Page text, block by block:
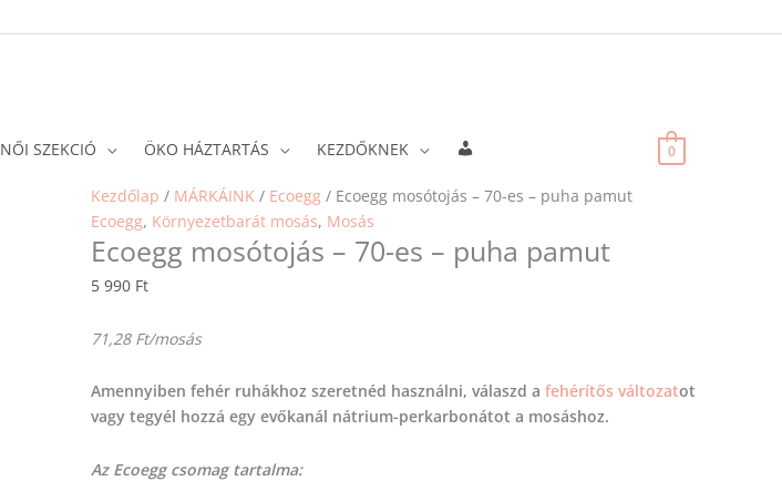
NŐI SZEKCIÓ ÖKO HÁZTARTÁS KEZDŐKNEK 0
Kezdőlap / MÁRKÁINK / Ecoegg / Ecoegg mosótojás – 70-es – puha pamut
Ecoegg, Környezetbarát mosás, Mosás
Ecoegg mosótojás – 70-es – puha pamut
5 990 Ft
71,28 Ft/mosás
Amennyiben fehér ruhákhoz szeretnéd használni, válaszd a fehérítős változatot
vagy tegyél hozzá egy evőkanál nátrium-perkarbonátot a mosáshoz.
Az Ecoegg csomag tartalma:
Ecoegg
mosótojás
-
es
puha
mennyiség